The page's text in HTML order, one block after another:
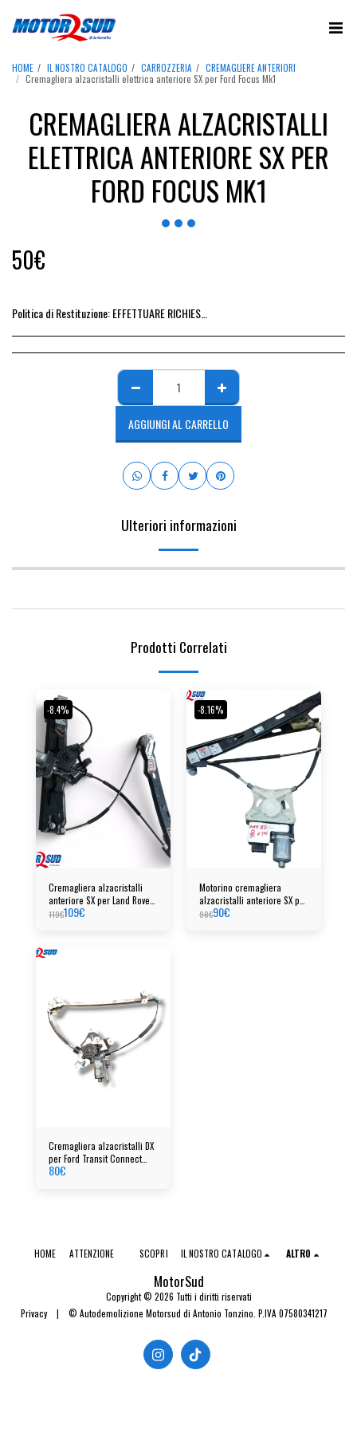
HOME IL NOSTRO CATALOGO CARROZZERIA
CREMAGLIERE ANTERIORI
Cremagliera alzacristalli elettrica anteriore SX per Ford Focus Mk1
CREMAGLIERA ALZACRISTALLI
ELETTRICA ANTERIORE SX PER
FORD FOCUS MK1
50€
Politica di Restituzione:EFFETTUARE RICHIESTA DI RESO ENTRO 14 GIORNI DALL&#039;ACQUISTO DEL RICAMBIO, IL RIMBORSO VIENE EMESSO ALLA CONSEGNA DEL RICAMBIO IN SEDE.
AGGIUNGI AL CARRELLO
Ulteriori informazioni
Prodotti Correlati
-8.4%
Cremagliera alzacristalli
anteriore SX per Land Rover
Range Rover Evoque
119€109€
-8.16%
Motorino cremagliera
alzacristalli anteriore SX per
VW Polo
98€90€
Cremagliera alzacristalli DX
per Ford Transit Connect
(02-013) cod: 996367100
80€
MotorSud
Copyright © 2026 Tutti i diritti riservati
Privacy| © Autodemolizione Motorsud di Antonio Tonzino. P.IVA 07580341217
HOME ATTENZIONE SCOPRI IL NOSTRO CATALOGO ALTRO